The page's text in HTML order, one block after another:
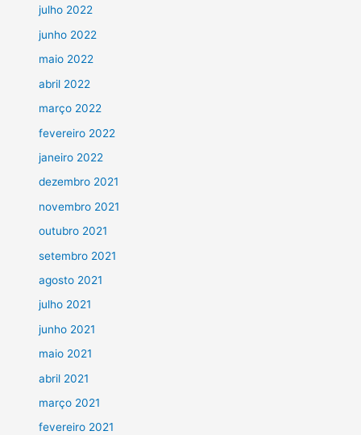
julho 2022
junho 2022
maio 2022
abril 2022
março 2022
fevereiro 2022
janeiro 2022
dezembro 2021
novembro 2021
outubro 2021
setembro 2021
agosto 2021
julho 2021
junho 2021
maio 2021
abril 2021
março 2021
fevereiro 2021